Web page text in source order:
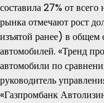
составила 27% от
рынка отмечают рост
изъятой ранее) в общем
автомобилей. «Тренд
автомобили по
руководитель
«Газпромбанк